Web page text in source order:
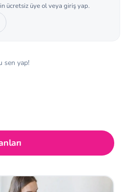
ücretsiz üye ol veya giriş yap.
sen yap!